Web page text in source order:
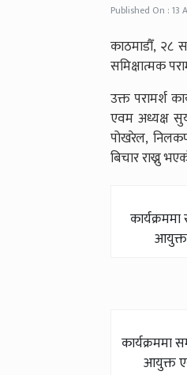
Published On : 13
काठमाडौँ, २८
समिक्षात्मक
उक्त परामर्श
एवम अध्यक्ष
पोखरेल,
बिचार राख्नु
आयुक्त
कार्यक्रममा
आयुक्त